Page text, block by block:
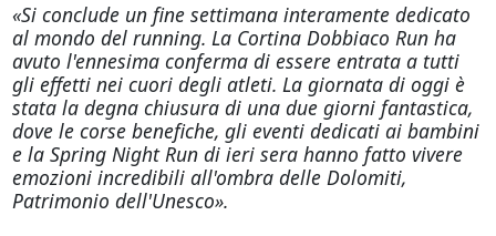
«Si conclude un fine settimana interamente dedicato
al mondo del running. La Cortina Dobbiaco Run ha
avuto l'ennesima conferma di essere entrata a tutti
gli effetti nei cuori degli atleti. La giornata di oggi è
stata la degna chiusura di una due giorni fantastica,
dove le corse benefiche, gli eventi dedicati ai bambini
e la Spring Night Run di ieri sera hanno fatto vivere
emozioni incredibili all'ombra delle Dolomiti,
Patrimonio dell'Unesco».